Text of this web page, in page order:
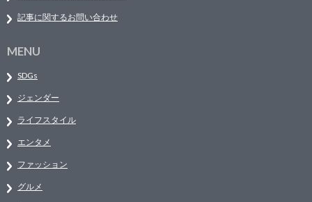
記事に関するお問い合わせ
MENU
SDGs
ジェンダー
ライフスタイル
エンタメ
ファッション
グルメ